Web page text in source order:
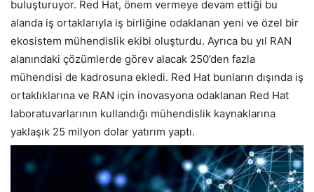
buluşturuyor. Red Hat, önem vermeye devam ettiği bu
alanda iş ortaklarıyla iş birliğine odaklanan yeni ve özel bir
ekosistem mühendislik ekibi oluşturdu. Ayrıca bu yıl RAN
alanındaki çözümlerde görev alacak 250’den fazla
mühendisi de kadrosuna ekledi. Red Hat bunların dışında iş
ortaklıklarına ve RAN için inovasyona odaklanan Red Hat
laboratuvarlarının kullandığı mühendislik kaynaklarına
yaklaşık 25 milyon dolar yatırım yaptı.